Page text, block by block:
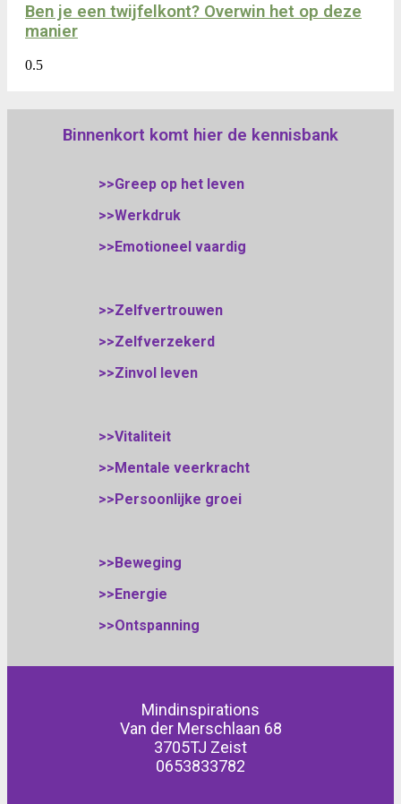
Ben je een twijfelkont? Overwin het op deze
manier
Binnenkort komt hier de kennisbank
>>Greep op het leven
>>Werkdruk
>>Emotioneel vaardig
>>Zelfvertrouwen
>>Zelfverzekerd
>>Zinvol leven
>>Vitaliteit
>>Mentale veerkracht
>>Persoonlijke groei
>>Beweging
>>Energie
>>Ontspanning
Mindinspirations
Van der Merschlaan 68
3705TJ Zeist
0653833782